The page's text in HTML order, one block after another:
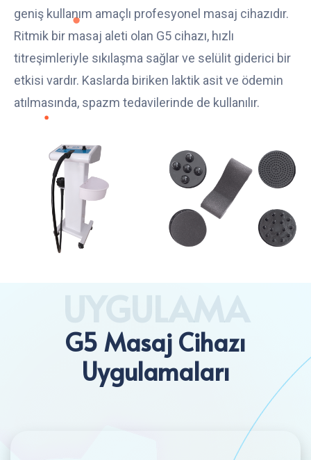
geniş kullanım amaçlı profesyonel masaj cihazıdır.
Ritmik bir masaj aleti olan G5 cihazı, hızlı
titreşimleriyle sıkılaşma sağlar ve selülit giderici bir
etkisi vardır. Kaslarda biriken laktik asit ve ödemin
atılmasında, spazm tedavilerinde de kullanılır.
UYGULAMA
G5 Masaj Cihazı
Uygulamaları